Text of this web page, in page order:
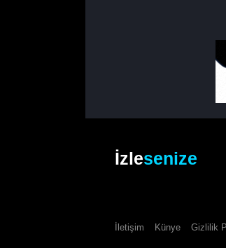
İzlesenize
İletişim Künye Gizlilik